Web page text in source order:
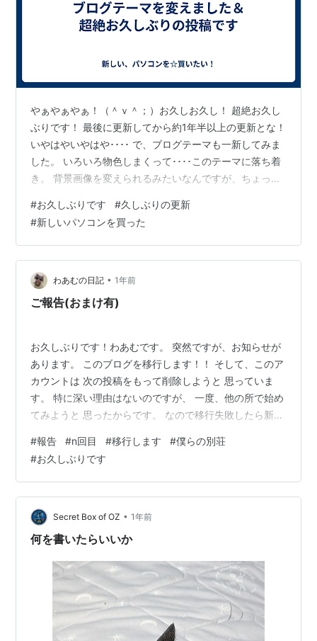
やぁやぁやぁ！（＾ｖ＾；）お久しお久し！ 超絶お久し
ぶりです！ 最後に更新してから約1年半以上の更新とな！
いやはやいやはや････ で、ブログテーマも一新してみま
した。 いろいろ物色しまくって････このテーマに落ち着
き。 背景画像を変えられるみたいなんですが、ちょっと
す。 それはそうと、今まで何してたん？ ってのを聞きた
い！って人が多いかもしれないので、色々書きますね
ぇ･･･ まず、一番最近の事ですが、なななななな････何
と！！ 新しいパソコンを買いました！！ ええ、もう。
ｈｐのオムニブックとかいうヤツなんですよ。 説明する
の面倒くさいの…
#お久しぶりです #久しぶりの更新
#新しいパソコンを買った
わあむの日記 • 1年前
ご報告(おまけ有)
お久しぶりです！わあむです。 突然ですが、お知らせが
あります。 このブログを移行します！！ そして、このア
カウントは 次の投稿をもって削除しようと 思っていま
す。 特に深い理由はないのですが、 一度、他の所で始め
てみようと 思ったからです。 なので移行失敗したら新し
に読んでもらうと 大変助かります笑 とはいえブログを開
始するのは 随分先になりそうで。 とりあえず開設はした
ので 一応載せときますね。 note.com 興味がある方は更
新をどうか気長に待っていてほしいです（懇願） . . . . 最
後に最近ハマっているyoutubeトークでもしと…
#報告 #n回目 #移行します #僕らの別荘
#お久しぶりです
Secret Box of OZ • 1年前
何を書いたらいいか